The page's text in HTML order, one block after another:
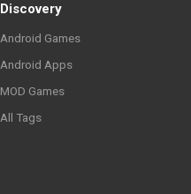
Discovery
Android Games
Android Apps
MOD Games
All Tags